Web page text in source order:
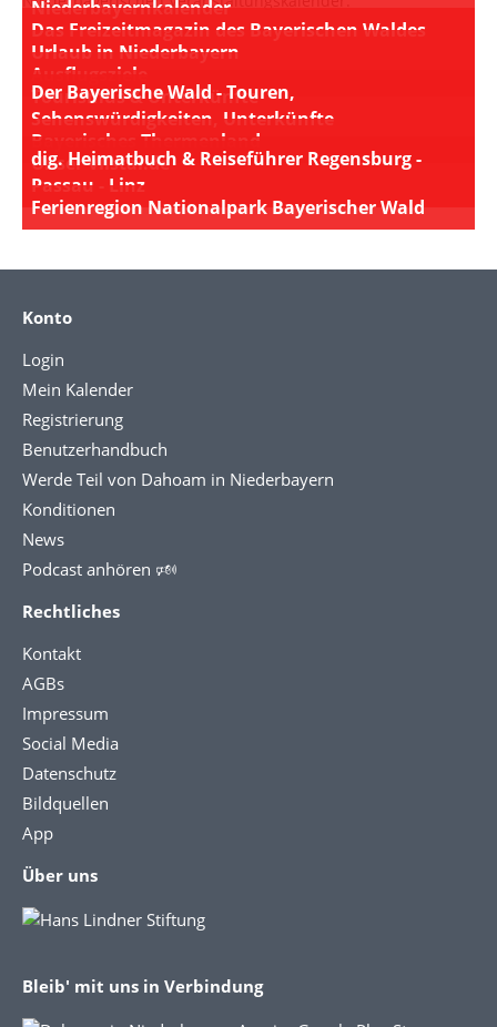
Niederbayernkalender
Das Freizeitmagazin des Bayerischen Waldes
Urlaub in Niederbayern
Ausflugsziele
Tourismus & Unterkünfte
Der Bayerische Wald - Touren,
Sehenswürdigkeiten, Unterkünfte
Bayerisches Thermenland
Unser Vilstal.de
dig. Heimatbuch & Reiseführer Regensburg -
Passau - Linz
Ferienregion Nationalpark Bayerischer Wald
Konto
Login
Mein Kalender
Registrierung
Benutzerhandbuch
Werde Teil von Dahoam in Niederbayern
Konditionen
News
Podcast anhören 🕬
Rechtliches
Kontakt
AGBs
Impressum
Social Media
Datenschutz
Bildquellen
App
Über uns
Bleib' mit uns in Verbindung